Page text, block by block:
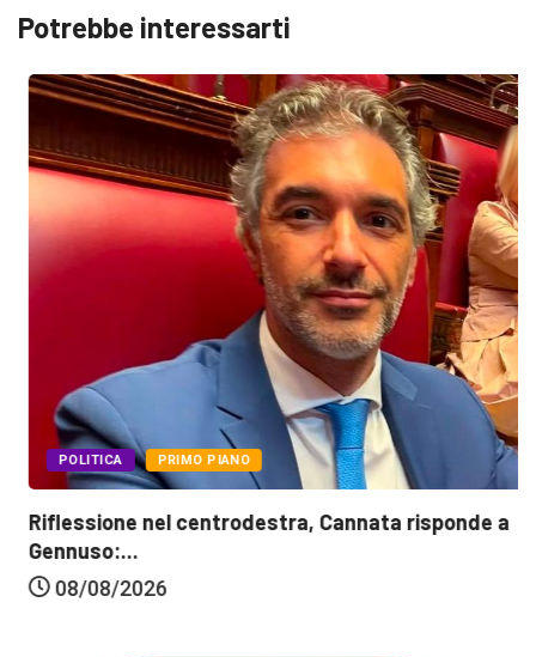
Potrebbe interessarti
POLITICA PRIMO PIANO
Riflessione nel centrodestra, Cannata risponde a
Gennuso:...
08/08/2026